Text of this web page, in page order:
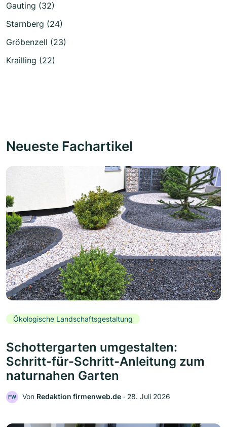
Gauting (32)
Starnberg (24)
Gröbenzell (23)
Krailling (22)
Neueste Fachartikel
Ökologische Landschaftsgestaltung
Schottergarten umgestalten:
Schritt-für-Schritt-Anleitung zum
naturnahen Garten
FW Von Redaktion firmenweb.de ‧ 28. Juli 2026